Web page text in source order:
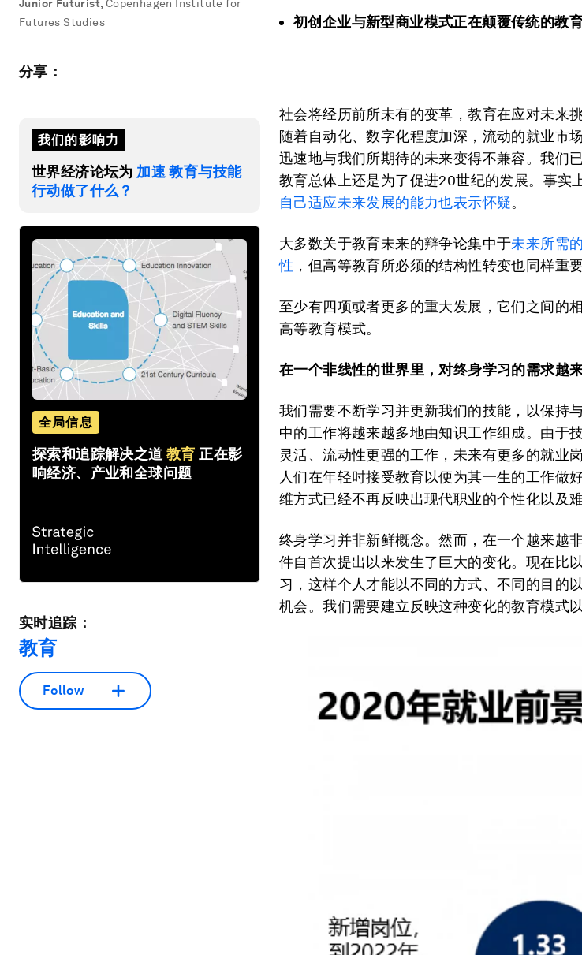
Junior Futurist, Copenhagen Institute for
Futures Studies
分享：
我们的影响力
世界经济论坛为 加速 教育与技能
行动做了什么？
全局信息
探索和追踪解决之道 教育 正在影
响经济、产业和全球问题
实时追踪：
教育
Follow
初创企业与新型商业模式正在颠覆传统的教
社会将经历前所未有的变革，教育在应对未来
随着自动化、数字化程度加深，流动的就业市
迅速地与我们所期待的未来变得不兼容。我们
教育总体上还是为了促进20世纪的发展。事实
自己适应未来发展的能力也表示怀疑。
大多数关于教育未来的辩争论集中于未来所需
性 ，但高等教育所必须的结构性转变也同样重要
至少有四项或者更多的重大发展，它们之间的
高等教育模式。
在一个非线性的世界里，对终身学习的需求越
我们需要不断学习并更新我们的技能，以保持
中的工作将越来越多地由知识工作组成。由于
灵活、流动性更强的工作，未来有更多的就业
人们在年轻时接受教育以便为其一生的工作做
维方式已经不再反映出现代职业的个性化以及
终身学习并非新鲜概念。然而，在一个越来越
件自首次提出以来发生了巨大的变化。现在比
习，这样个人才能以不同的方式、不同的目的
机会。我们需要建立反映这种变化的教育模式